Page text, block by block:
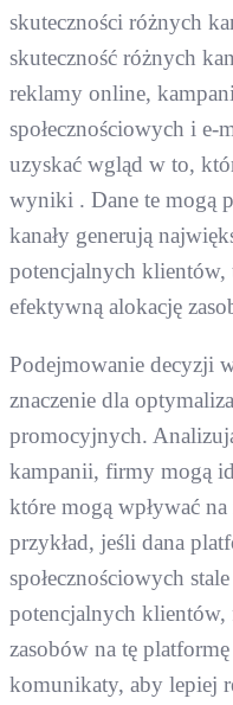
skuteczności różnych
skuteczność różnych
reklamy online,
społecznościowych i
uzyskać wgląd w to,
wyniki . Dane te mogą
kanały generują
potencjalnych
efektywną alokację
Podejmowanie decyzji
znaczenie dla
promocyjnych.
kampanii, firmy mogą
które mogą wpływać
przykład, jeśli dana
społecznościowych
potencjalnych klientów,
zasobów na tę
komunikaty, aby lepiej